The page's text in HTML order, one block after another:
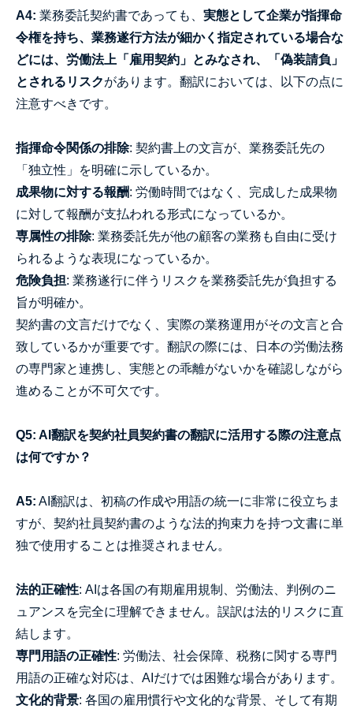
A4: 業務委託契約書であっても、 実態として企業が指揮命
令権を持ち、業務遂行方法が細かく指定されている場合な
どには、労働法上「雇用契約」とみなされ、「偽装請負」
とされるリスクがあります。翻訳においては、以下の点に
注意すべきです。
指揮命令関係の排除: 契約書上の文言が、業務委託先の
「独立性」を明確に示しているか。
成果物に対する報酬: 労働時間ではなく、完成した成果物
に対して報酬が支払われる形式になっているか。
専属性の排除: 業務委託先が他の顧客の業務も自由に受け
られるような表現になっているか。
危険負担: 業務遂行に伴うリスクを業務委託先が負担する
旨が明確か。
契約書の文言だけでなく、実際の業務運用がその文言と合
致しているかが重要です。翻訳の際には、日本の労働法務
の専門家と連携し、実態との乖離がないかを確認しながら
進めることが不可欠です。
Q5: AI翻訳を契約社員契約書の翻訳に活用する際の注意点
は何ですか？
A5: AI翻訳は、初稿の作成や用語の統一に非常に役立ちま
すが、契約社員契約書のような法的拘束力を持つ文書に単
独で使用することは推奨されません。
法的正確性: AIは各国の有期雇用規制、労働法、判例のニ
ュアンスを完全に理解できません。誤訳は法的リスクに直
結します。
専門用語の正確性: 労働法、社会保障、税務に関する専門
用語の正確な対応は、AIだけでは困難な場合があります。
文化的背景: 各国の雇用慣行や文化的な背景、そして有期